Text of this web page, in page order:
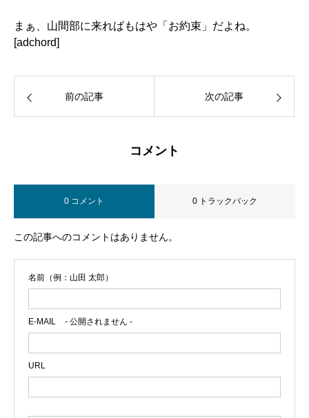
まぁ、山間部に来ればもはや「お約束」だよね。
[adchord]
前の記事 次の記事
コメント
0 コメント 0 トラックバック
この記事へのコメントはありません。
名前（例：山田 太郎）
E-MAIL - 公開されません -
URL